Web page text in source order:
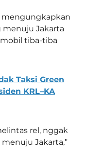
mengungkapkan
menuju Jakarta
tiba-tiba
Taksi Green
KRL–KA
rel, nggak
menuju Jakarta,”